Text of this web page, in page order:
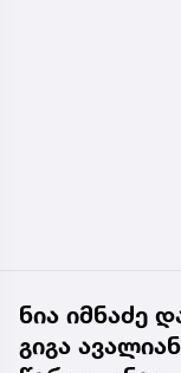
ნია იმნაძე
გიგა